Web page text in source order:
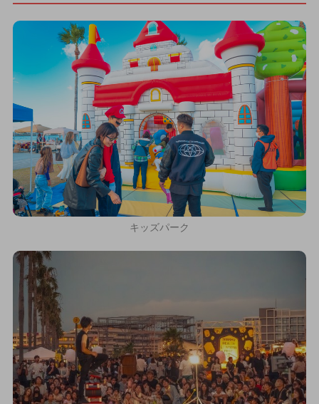
キッズパーク